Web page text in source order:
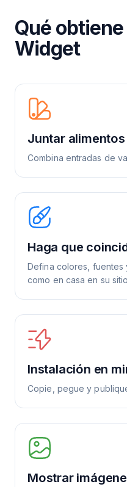
Qué
Widget
Juntar alimentos
Combina entradas de
Haga que
Defina colores, fuentes
como en casa en su
Instalación en
Copie, pegue y
Mostrar